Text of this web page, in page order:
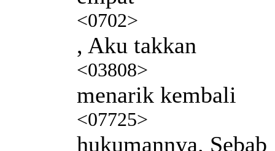
<0702>
, Aku takkan
<03808>
menarik kembali
<07725>
hukumannya. Sebab